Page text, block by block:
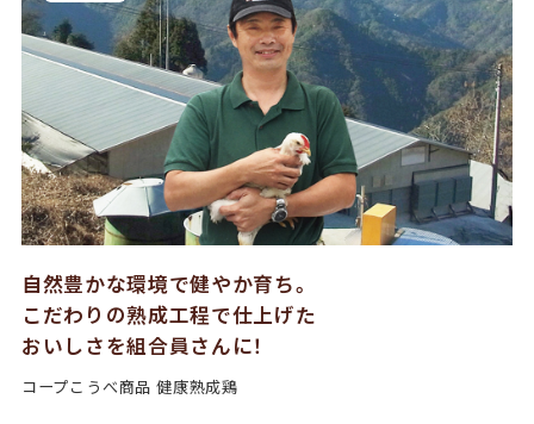
自然豊かな環境で健やか育ち。
こだわりの熟成工程で仕上げた
おいしさを組合員さんに！
コープこうべ商品 健康熟成鶏